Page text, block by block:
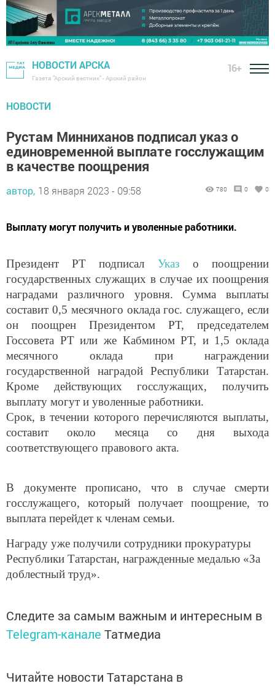
НОВОСТИ АРСКА
Газета "Арский вестник" - Арский район
16+
НОВОСТИ
Рустам Минниханов подписал указ о
единовременной выплате госслужащим
в качестве поощрения
автор, 18 января 2023 - 09:58 780 0 0
Выплату могут получить и уволенные работники.
Президент РТ подписал Указ о поощрении
государственных служащих в случае их поощрения
наградами различного уровня. Сумма выплаты
составит 0,5 месячного оклада гос. служащего, если
он поощрен Президентом РТ, председателем
Госсовета РТ или же Кабмином РТ, и 1,5 оклада
месячного оклада при награждении
государственной наградой Республики Татарстан.
Кроме действующих госслужащих, получить
выплату могут и уволенные работники.
Срок, в течении которого перечисляются выплаты,
составит около месяца со дня выхода
соответствующего правового акта.
В документе прописано, что в случае смерти
госслужащего, который получает поощрение, то
выплата перейдет к членам семьи.
Награду уже получили сотрудники прокуратуры
Республики Татарстан, награжденные медалью «За
доблестный труд».
Следите за самым важным и интересным в
Telegram-канале Татмедиа
Читайте новости Татарстана в